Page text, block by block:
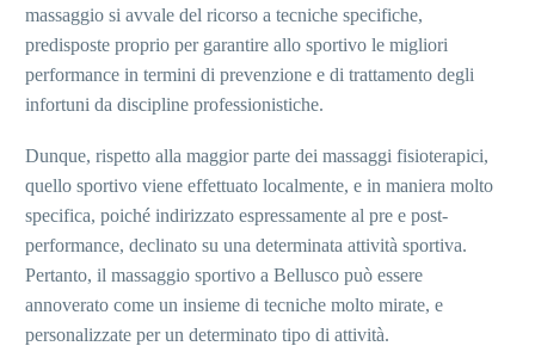
massaggio si avvale del ricorso a tecniche specifiche,
predisposte proprio per garantire allo sportivo le migliori
performance in termini di prevenzione e di trattamento degli
infortuni da discipline professionistiche.
Dunque, rispetto alla maggior parte dei massaggi fisioterapici,
quello sportivo viene effettuato localmente, e in maniera molto
specifica, poiché indirizzato espressamente al pre e post-
performance, declinato su una determinata attività sportiva.
Pertanto, il massaggio sportivo a Bellusco può essere
annoverato come un insieme di tecniche molto mirate, e
personalizzate per un determinato tipo di attività.